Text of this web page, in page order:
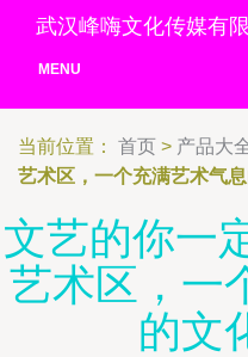
武汉峰嗨文化传媒有
MENU
当前位置： 首页 > 产品大
艺术区，一个充满艺术气
文艺的你一
艺术区，一
的文